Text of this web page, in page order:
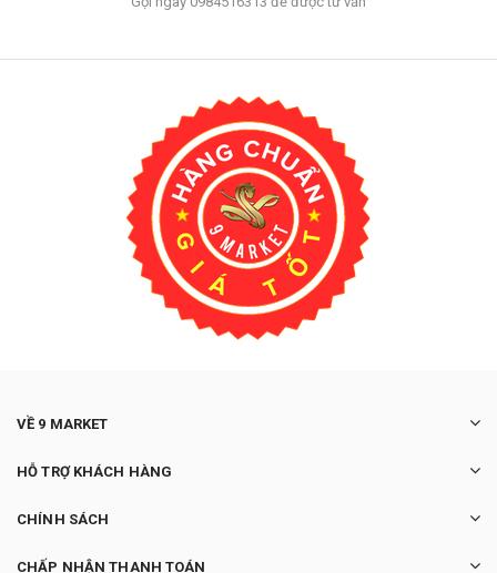
VỀ 9 MARKET
HỖ TRỢ KHÁCH HÀNG
CHÍNH SÁCH
CHẤP NHẬN THANH TOÁN